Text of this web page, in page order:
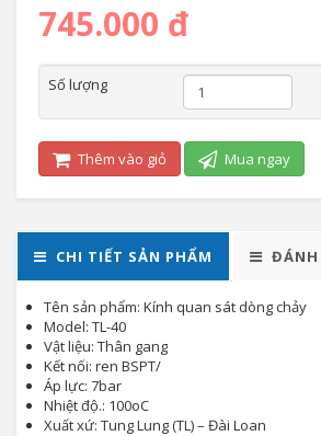
745.000 đ
Số lượng
Thêm vào giỏ Mua ngay
CHI TIẾT SẢN PHẨM ĐÁNH
Tên sản phẩm: Kính quan sát dòng chảy
Model: TL-40
Vật liệu: Thân gang
Kết nối: ren BSPT/
Áp lực: 7bar
Nhiệt độ.: 100oC
Xuất xứ: Tung Lung (TL) – Đài Loan